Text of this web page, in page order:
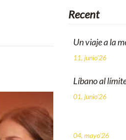
Recent
Un viaje a la
11, junio'26
Líbano al
01, junio'26
04, mayo'26